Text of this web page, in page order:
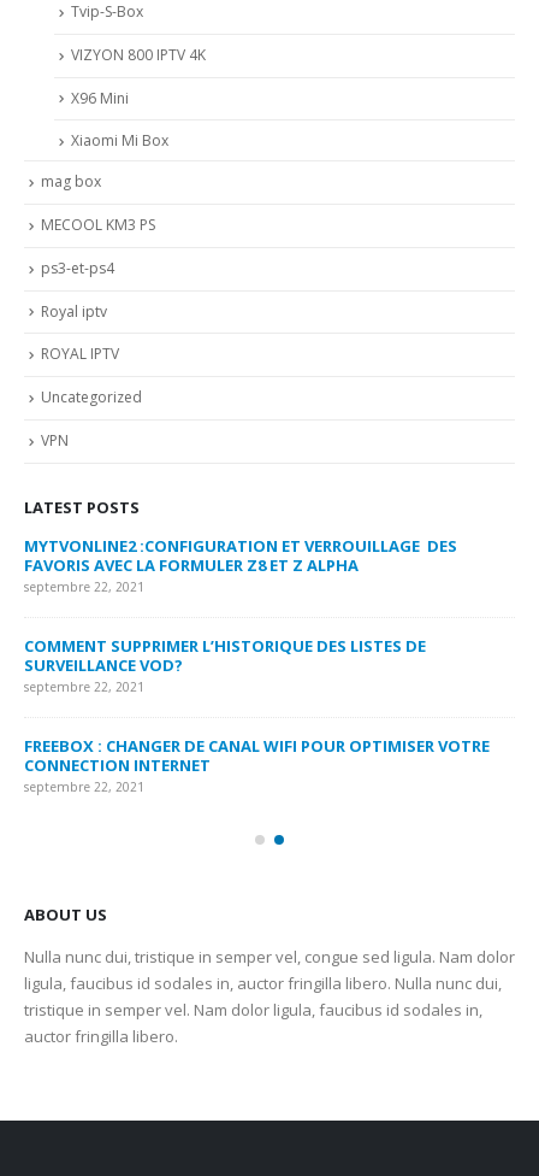
Tvip-S-Box
VIZYON 800 IPTV 4K
X96 Mini
Xiaomi Mi Box
mag box
MECOOL KM3 PS
ps3-et-ps4
Royal iptv
ROYAL IPTV
Uncategorized
VPN
LATEST POSTS
MYTVONLINE2 :CONFIGURATION ET VERROUILLAGE DES
FAVORIS AVEC LA FORMULER Z8 ET Z ALPHA
septembre 22, 2021
COMMENT SUPPRIMER L’HISTORIQUE DES LISTES DE
SURVEILLANCE VOD?
septembre 22, 2021
FREEBOX : CHANGER DE CANAL WIFI POUR OPTIMISER VOTRE
CONNECTION INTERNET
septembre 22, 2021
ABOUT US
Nulla nunc dui, tristique in semper vel, congue sed ligula. Nam dolor
ligula, faucibus id sodales in, auctor fringilla libero. Nulla nunc dui,
tristique in semper vel. Nam dolor ligula, faucibus id sodales in,
auctor fringilla libero.